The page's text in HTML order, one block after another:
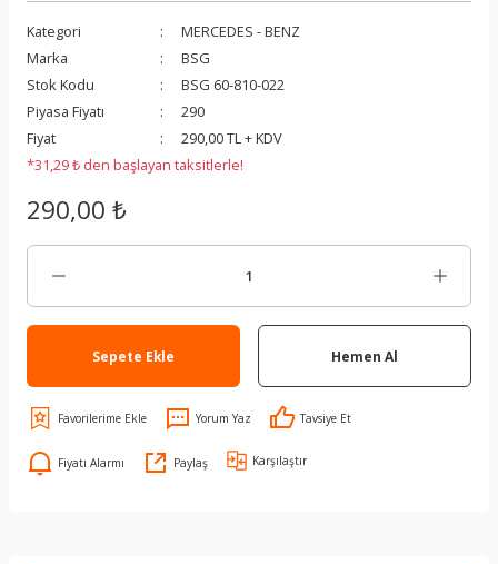
Kategori
MERCEDES - BENZ
Marka
BSG
Stok Kodu
BSG 60-810-022
Piyasa Fiyatı
290
Fiyat
290,00 TL + KDV
*31,29 ₺ den başlayan taksitlerle!
290,00 ₺
Sepete Ekle Hemen Al
Yorum Yaz Tavsiye Et
Fiyatı Alarmı Paylaş Karşılaştır